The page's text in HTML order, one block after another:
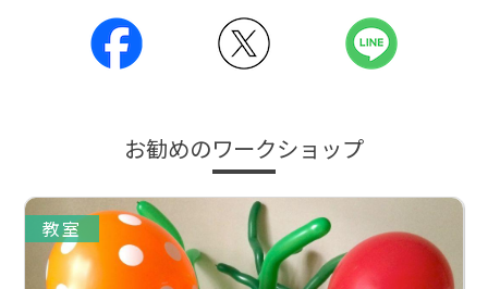
お勧めのワークショップ
教室